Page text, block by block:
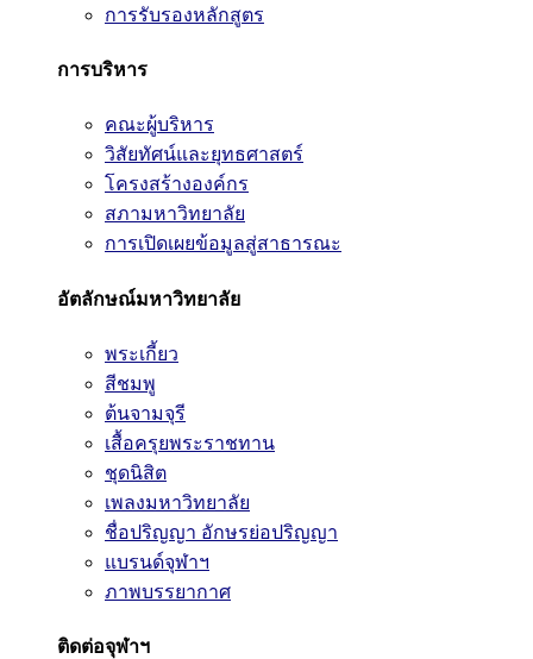
การรับรองหลักสูตร
การบริหาร
คณะผู้บริหาร
วิสัยทัศน์และยุทธศาสตร์
โครงสร้างองค์กร
สภามหาวิทยาลัย
การเปิดเผยข้อมูลสู่สาธารณะ
อัตลักษณ์มหาวิทยาลัย
พระเกี้ยว
สีชมพู
ต้นจามจุรี
เสื้อครุยพระราชทาน
ชุดนิสิต
เพลงมหาวิทยาลัย
ชื่อปริญญา อักษรย่อปริญญา
แบรนด์จุฬาฯ
ภาพบรรยากาศ
ติดต่อจุฬาฯ